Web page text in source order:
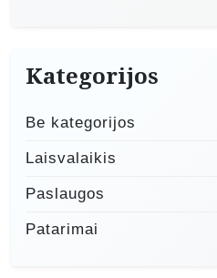
Kategorijos
Be kategorijos
Laisvalaikis
Paslaugos
Patarimai